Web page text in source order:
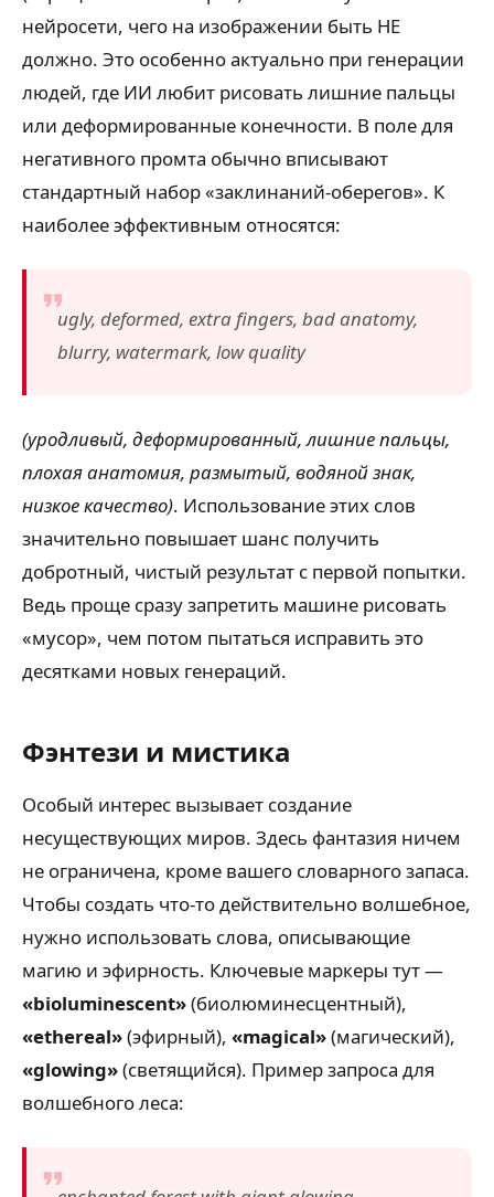
нейросети, чего на изображении быть НЕ
должно. Это особенно актуально при генерации
людей, где ИИ любит рисовать лишние пальцы
или деформированные конечности. В поле для
негативного промта обычно вписывают
стандартный набор «заклинаний-оберегов». К
наиболее эффективным относятся:
ugly, deformed, extra fingers, bad anatomy,
blurry, watermark, low quality
(уродливый, деформированный, лишние пальцы,
плохая анатомия, размытый, водяной знак,
низкое качество). Использование этих слов
значительно повышает шанс получить
добротный, чистый результат с первой попытки.
Ведь проще сразу запретить машине рисовать
«мусор», чем потом пытаться исправить это
десятками новых генераций.
Фэнтези и мистика
Особый интерес вызывает создание
несуществующих миров. Здесь фантазия ничем
не ограничена, кроме вашего словарного запаса.
Чтобы создать что-то действительно волшебное,
нужно использовать слова, описывающие
магию и эфирность. Ключевые маркеры тут —
«bioluminescent»(биолюминесцентный),
«ethereal»(эфирный), «magical»(магический),
«glowing»(светящийся). Пример запроса для
волшебного леса: